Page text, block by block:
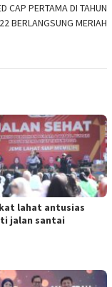
CAP PERTAMA DI TAHUN
BERLANGSUNG MERIAH
lahat antusias
jalan santai